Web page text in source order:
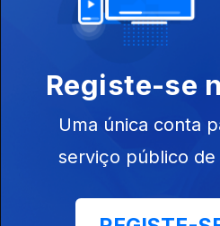
Trump indisposto com
14 jun. 2025
Paz adiada na Ucrânia
...e a nova Polónia.
Registe-se
Uma única conta
serviço público de